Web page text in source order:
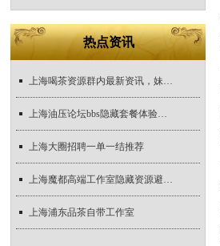
热点资讯
上海喝茶资源群内最新资讯，妹子们速来了解
上海油压论坛bbs隐藏套餐体验实录_490
上海大圈招聘一单一结推荐
上海魔都高端工作室隐藏资源避坑指南
上海浦东品茶自带工作室